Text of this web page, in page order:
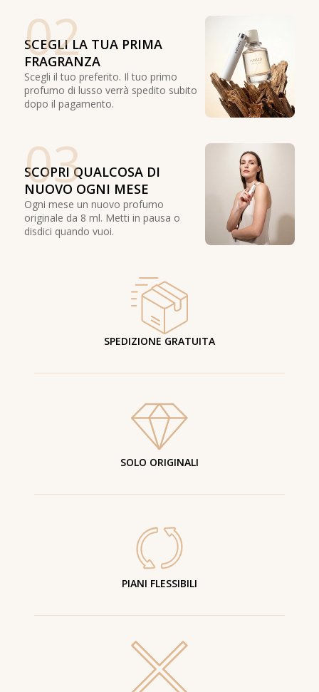
02
SCEGLI LA TUA PRIMA
FRAGRANZA
Scegli il tuo preferito. Il tuo primo
profumo di lusso verrà spedito subito
dopo il pagamento.
03
SCOPRI QUALCOSA DI
NUOVO OGNI MESE
Ogni mese un nuovo profumo
originale da 8 ml. Metti in pausa o
disdici quando vuoi.
SPEDIZIONE GRATUITA
SOLO ORIGINALI
PIANI FLESSIBILI